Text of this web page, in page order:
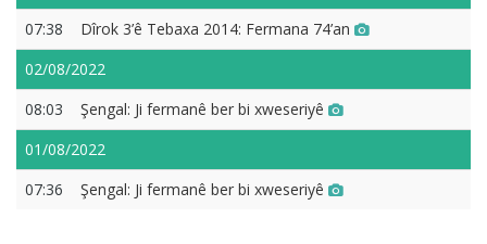
07:38
Dîrok 3’ê Tebaxa 2014: Fermana 74’an
02/08/2022
08:03
Şengal: Ji fermanê ber bi xweseriyê
01/08/2022
07:36
Şengal: Ji fermanê ber bi xweseriyê